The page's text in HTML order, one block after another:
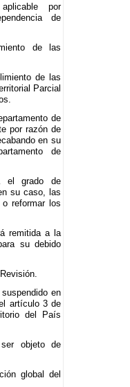
por
de
de las
de las
Parcial
de
por razón de
en su
de
el grado de
su caso, las
reformar los
remitida a la
su debido
en
artículo 3 de
del País
objeto de
global del